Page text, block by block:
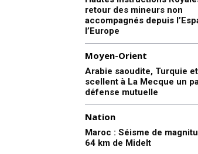
retour des mineurs non
accompagnés depuis
l’Europe
Moyen-Orient
Arabie saoudite, Turquie
scellent à La Mecque un
défense mutuelle
Nation
Maroc : Séisme de
64 km de Midelt